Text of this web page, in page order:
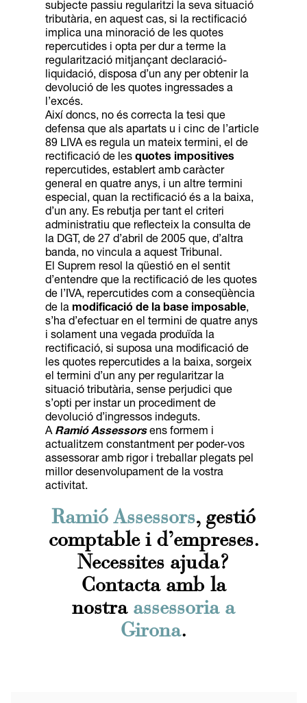
subjecte passiu regularitzi la seva situació
tributària, en aquest cas, si la rectificació
implica una minoració de les quotes
repercutides i opta per dur a terme la
regularització mitjançant declaració-
liquidació, disposa d’un any per obtenir la
devolució de les quotes ingressades a
l’excés.
Així doncs, no és correcta la tesi que
defensa que als apartats u i cinc de l’article
89 LIVA es regula un mateix termini, el de
rectificació de lesquotes impositives
repercutides, establert amb caràcter
general en quatre anys, i un altre termini
especial, quan la rectificació és a la baixa,
d’un any. Es rebutja per tant el criteri
administratiu que reflecteix la consulta de
la DGT, de 27 d’abril de 2005 que, d’altra
banda, no vincula a aquest Tribunal.
El Suprem resol la qüestió en el sentit
d’entendre que la rectificació de les quotes
de l’IVA, repercutides com a conseqüència
de la modificació de la base imposable,
s’ha d’efectuar en el termini de quatre anys
i solament una vegada produïda la
rectificació, si suposa una modificació de
les quotes repercutides a la baixa, sorgeix
el termini d’un any per regularitzar la
situació tributària, sense perjudici que
s’opti per instar un procediment de
devolució d’ingressos indeguts.
A Ramió Assessorsens formem i
actualitzem constantment per poder-vos
assessorar amb rigor i treballar plegats pel
millor desenvolupament de la vostra
activitat.
Ramió Assessors, gestió
comptable i d’empreses.
Necessites ajuda?
Contacta amb la
nostra assessoria a
Girona.